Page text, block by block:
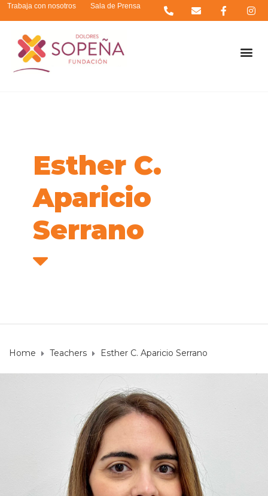
Trabaja con nosotros Sala de Prensa
Esther C.
Aparicio
Serrano
Home Teachers Esther C. Aparicio Serrano